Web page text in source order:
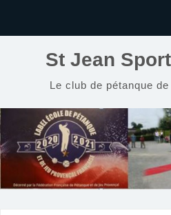
St Jean
Le club de pétanque